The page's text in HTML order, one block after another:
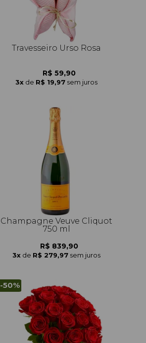
Travesseiro Urso Rosa
R$ 59,90
3x de R$ 19,97 sem juros
Champagne Veuve Cliquot
750 ml
R$ 839,90
3x de R$ 279,97 sem juros
-50%